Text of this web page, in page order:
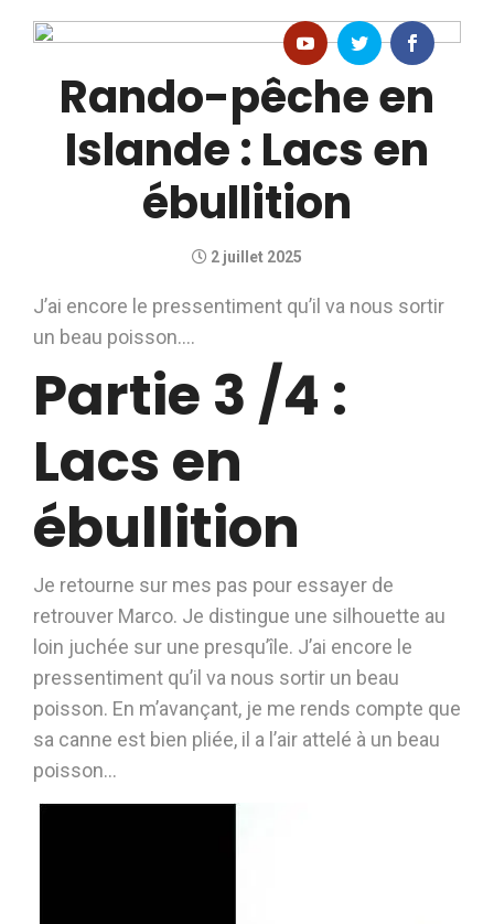
Rando-pêche en
Islande : Lacs en
ébullition
2 juillet 2025
J’ai encore le pressentiment qu’il va nous sortir
un beau poisson….
Partie 3 /4 :
Lacs en
ébullition
Je retourne sur mes pas pour essayer de
retrouver Marco. Je distingue une silhouette au
loin juchée sur une presqu’île. J’ai encore le
pressentiment qu’il va nous sortir un beau
poisson. En m’avançant, je me rends compte que
sa canne est bien pliée, il a l’air attelé à un beau
poisson…